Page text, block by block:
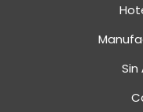
Sin